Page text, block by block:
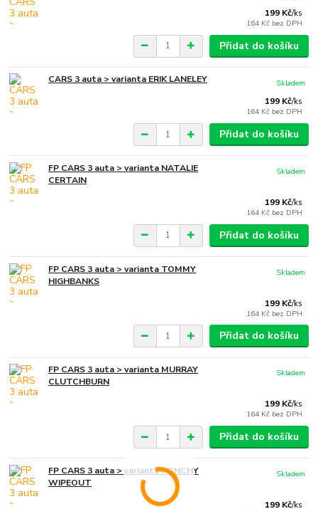
199 Kč/ks
164 Kč bez DPH
Přidat do košíku
CARS 3 auta > varianta ERIK LANELEY
199 Kč/ks
164 Kč bez DPH
Skladem
Přidat do košíku
FP CARS 3 auta > varianta NATALIE
CERTAIN
199 Kč/ks
164 Kč bez DPH
Skladem
Přidat do košíku
FP CARS 3 auta > varianta TOMMY
HIGHBANKS
199 Kč/ks
164 Kč bez DPH
Skladem
Přidat do košíku
FP CARS 3 auta > varianta MURRAY
CLUTCHBURN
199 Kč/ks
164 Kč bez DPH
Skladem
Přidat do košíku
FP CARS 3 auta > varianta PONCHY
WIPEOUT
199 Kč/ks
Skladem